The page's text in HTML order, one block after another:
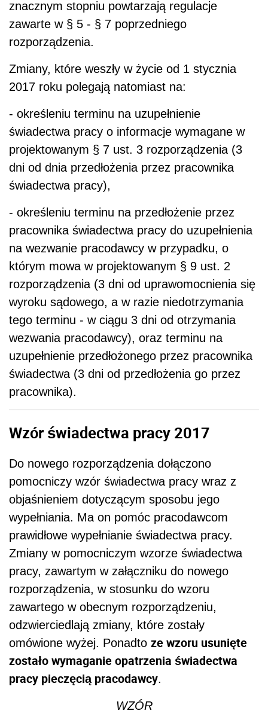
znacznym stopniu powtarzają regulacje
zawarte w § 5 - § 7 poprzedniego
rozporządzenia.
Zmiany, które weszły w życie od 1 stycznia
2017 roku polegają natomiast na:
- określeniu terminu na uzupełnienie
świadectwa pracy o informacje wymagane w
projektowanym § 7 ust. 3 rozporządzenia (3
dni od dnia przedłożenia przez pracownika
świadectwa pracy),
- określeniu terminu na przedłożenie przez
pracownika świadectwa pracy do uzupełnienia
na wezwanie pracodawcy w przypadku, o
którym mowa w projektowanym § 9 ust. 2
rozporządzenia (3 dni od uprawomocnienia się
wyroku sądowego, a w razie niedotrzymania
tego terminu - w ciągu 3 dni od otrzymania
wezwania pracodawcy), oraz terminu na
uzupełnienie przedłożonego przez pracownika
świadectwa (3 dni od przedłożenia go przez
pracownika).
Wzór świadectwa pracy 2017
Do nowego rozporządzenia dołączono
pomocniczy wzór świadectwa pracy wraz z
objaśnieniem dotyczącym sposobu jego
wypełniania. Ma on pomóc pracodawcom
prawidłowe wypełnianie świadectwa pracy.
Zmiany w pomocniczym wzorze świadectwa
pracy, zawartym w załączniku do nowego
rozporządzenia, w stosunku do wzoru
zawartego w obecnym rozporządzeniu,
odzwierciedlają zmiany, które zostały
omówione wyżej. Ponadto ze wzoru usunięte
zostało wymaganie opatrzenia świadectwa
pracy pieczęcią pracodawcy.
WZÓR